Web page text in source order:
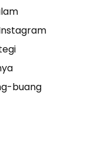
buang